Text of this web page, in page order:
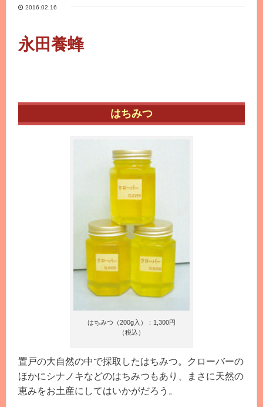
2016.02.16
永田養蜂
はちみつ
はちみつ（200g入）：1,300円
（税込）
置戸の大自然の中で採取したはちみつ。クローバーの
ほかにシナノキなどのはちみつもあり、まさに天然の
恵みをお土産にしてはいかがだろう。